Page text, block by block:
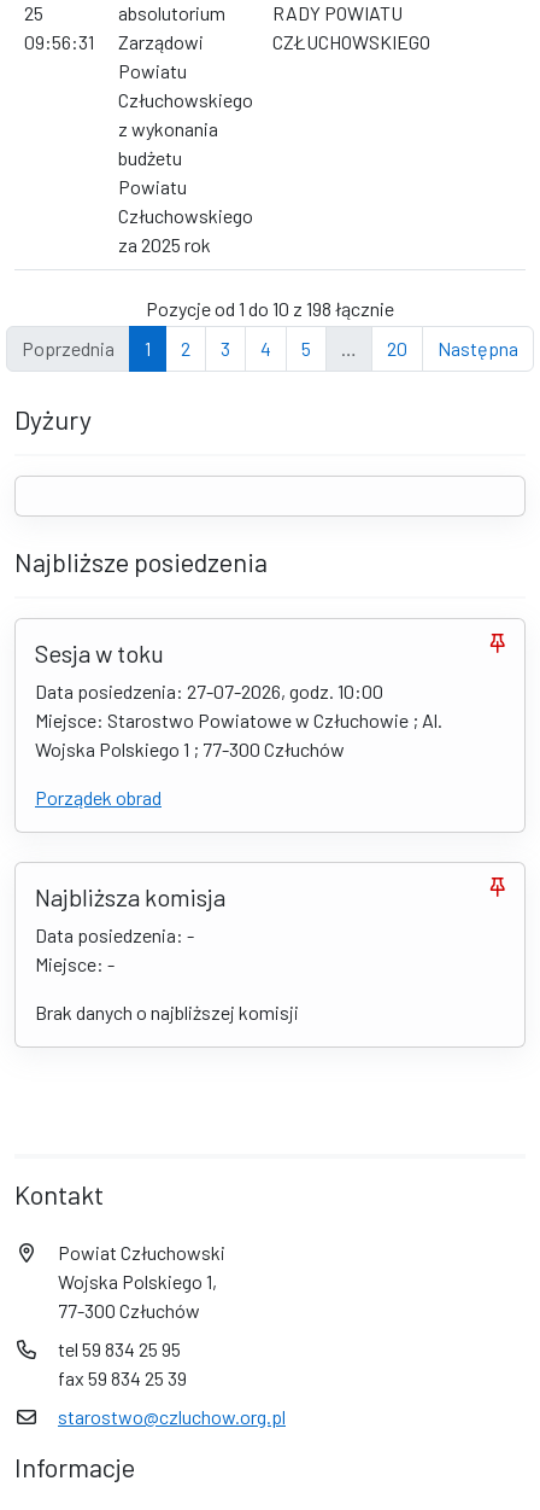
25
09:56:31
absolutorium
Zarządowi
Powiatu
Człuchowskiego
z wykonania
budżetu
Powiatu
Człuchowskiego
za 2025 rok
RADY POWIATU
CZŁUCHOWSKIEGO
Pozycje od 1 do 10 z 198 łącznie
Poprzednia
1 2 3 4 5 20 Następna
Dyżury
Najbliższe posiedzenia
Sesja w toku
Data posiedzenia: 27-07-2026, godz. 10:00
Miejsce: Starostwo Powiatowe w Człuchowie ; Al.
Wojska Polskiego 1 ; 77-300 Człuchów
Porządek obrad
Najbliższa komisja
Data posiedzenia: -
Miejsce: -
Brak danych o najbliższej komisji
Kontakt
Powiat Człuchowski
Wojska Polskiego 1,
77-300 Człuchów
tel 59 834 25 95
fax 59 834 25 39
starostwo@czluchow.org.pl
Informacje